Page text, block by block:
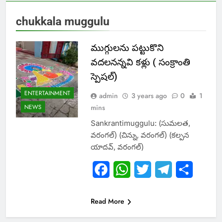
chukkala muggulu
ENTERTAINMENT
NEWS
ముగ్గులను పట్టుకొని
వదలనన్నవి కళ్లు ( సంక్రాంతి
స్పెషల్)
admin 3 years ago 0
1
mins
Sankrantimuggulu: (సుమలత,
వరంగల్) (చిన్ను, వరంగల్) (కల్పన
యాదవ్, వరంగల్)
FacebookWhatsApp
Twitter Telegram
Read More